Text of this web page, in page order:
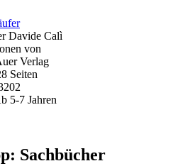
Davide Calì
von
Verlag
Seiten
5-7 Jahren
Sachbücher